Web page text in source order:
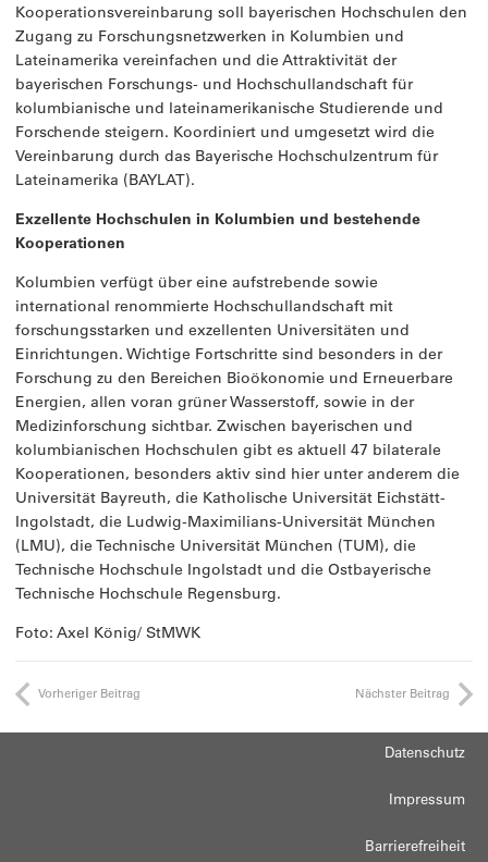
Kooperationsvereinbarung soll bayerischen Hochschulen den
Zugang zu Forschungsnetzwerken in Kolumbien und
Lateinamerika vereinfachen und die Attraktivität der
bayerischen Forschungs- und Hochschullandschaft für
kolumbianische und lateinamerikanische Studierende und
Forschende steigern. Koordiniert und umgesetzt wird die
Vereinbarung durch das Bayerische Hochschulzentrum für
Lateinamerika (BAYLAT).
Exzellente Hochschulen in Kolumbien und bestehende
Kooperationen
Kolumbien verfügt über eine aufstrebende sowie
international renommierte Hochschullandschaft mit
forschungsstarken und exzellenten Universitäten und
Einrichtungen. Wichtige Fortschritte sind besonders in der
Forschung zu den Bereichen Bioökonomie und Erneuerbare
Energien, allen voran grüner Wasserstoff, sowie in der
Medizinforschung sichtbar. Zwischen bayerischen und
kolumbianischen Hochschulen gibt es aktuell 47 bilaterale
Kooperationen, besonders aktiv sind hier unter anderem die
Universität Bayreuth, die Katholische Universität Eichstätt-
Ingolstadt, die Ludwig-Maximilians-Universität München
(LMU), die Technische Universität München (TUM), die
Technische Hochschule Ingolstadt und die Ostbayerische
Technische Hochschule Regensburg.
Foto: Axel König/ StMWK
Vorheriger Beitrag Nächster Beitrag
Datenschutz
Impressum
Barrierefreiheit